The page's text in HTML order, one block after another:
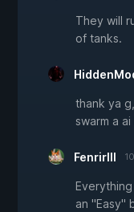
They will
of tanks.
thank ya
swarm a
FenrirIII
an "Easy"